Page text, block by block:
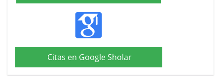
Citas en Google Sholar